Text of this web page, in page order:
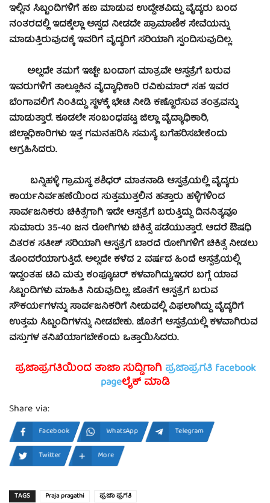
ಇಲ್ಲಿನ ಸಿಬ್ಬಂದಿಗಳಿಗೆ ಹಣ ಮಾಡುವ ಉದ್ದೇಶವಿದ್ದು ವೈದ್ಯರು ಬಂದ
ನಂತರದಲ್ಲಿ ಇದಕ್ಕೆಲ್ಲಾ ಅಸ್ಪದ ನೀಡದೇ ಪ್ರಾಮಾಣಿಕ ಸೇವೆಯನ್ನು
ಮಾಡುತ್ತಿರುವುದಕ್ಕೆ ಇವರಿಗೆ ವೈದ್ಯರಿಗೆ ಸರಿಯಾಗಿ ಸ್ಫಂದಿಸುವುದಿಲ್ಲ.
ಅಲ್ಲದೇ ತಮಗೆ ಇಚ್ಛೇ ಬಂದಾಗ ಮಾತ್ರವೇ ಆಸ್ಪತ್ರೆಗೆ ಬರುವ
ಇವರುಗಳಿಗೆ ತಾಲ್ಲೂಕಿನ ವೈದ್ಯಾಧಿಕಾರಿ ರವಿಕುಮಾರ್ ಸಹ ಇವರ
ಬೆಂಗಾವಲಿಗೆ ನಿಂತಿದ್ದು ಸ್ಥಳಕ್ಕೆ ಭೇಟಿ ನೀಡಿ ಕಣ್ಣೊರೆಸುವ ತಂತ್ರವನ್ನು
ಮಾಡುತ್ತಾರೆ. ಕೂಡಲೇ ಸಂಬಂಧಪಟ್ಟ ಜಿಲ್ಲಾ ವೈದ್ಯಾಧಿಕಾರಿ,
ಜಿಲ್ಲಾಧಿಕಾರಿಗಳು ಇತ್ತ ಗಮನಹರಿಸಿ ಸಮಸ್ಯೆ ಬಗೆಹರಿಸಬೇಕೆಂದು
ಆಗ್ರಹಿಸಿದರು.
ಬನ್ನಿಹಳ್ಳಿ ಗ್ರಾಮಸ್ಥ ಶಶಿಧರ್ ಮಾತನಾಡಿ ಆಸ್ಪತ್ರೆಯಲ್ಲಿ ವೈದ್ಯರು
ಕಾರ್ಯನಿರ್ವಹಣೆಯಿಂದ ಸುತ್ತಮುತ್ತಲಿನ ಹತ್ತಾರು ಹಳ್ಳಿಗಳಿಂದ
ಸಾರ್ವಜನಿಕರು ಚಿಕಿತ್ಸೆಗಾಗಿ ಇದೇ ಆಸ್ಪತ್ರೆಗೆ ಬರುತ್ತಿದ್ದು ದಿನನಿತ್ಯವೂ
ಸುಮಾರು 35-40 ಜನ ರೋಗಿಗಳು ಚಿಕಿತ್ಸೆ ಪಡೆಯುತ್ತಾರೆ. ಆದರೆ ಔಷಧಿ
ವಿತರಕ ಸತೀಶ್ ಸರಿಯಾಗಿ ಆಸ್ಪತ್ರೆಗೆ ಬಾರದೆ ರೋಗಿಗಳಿಗೆ ಚಿಕಿತ್ಸೆ ನೀಡಲು
ತೊಂದರೆಯಾಗುತ್ತಿದೆ. ಅಲ್ಲದೇ ಕಳೆದ 2 ವರ್ಷದ ಹಿಂದೆ ಆಸ್ಪತ್ರೆಯಲ್ಲಿ
ಇದ್ದಂತಹ ಟಿವಿ ಮತ್ತು ಕಂಪ್ಯೂಟರ್ ಕಳವಾಗಿದ್ದು,ಇದರ ಬಗ್ಗೆ ಯಾವ
ಸಿಬ್ಬಂದಿಗಳು ಮಾಹಿತಿ ನಿಡುವುದಿಲ್ಲ. ಜೊತೆಗೆ ಆಸ್ಪತ್ರೆಗೆ ಬರುವ
ಸೌಕರ್ಯಗಳನ್ನು ಸಾರ್ವಜನಿಕರಿಗೆ ನೀಡುವಲ್ಲಿ ವಿಫಲಾಗಿದ್ದು ವೈದ್ಯರಿಗೆ
ಉತ್ತಮ ಸಿಬ್ಬಂದಿಗಳನ್ನು ನೀಡಬೇಕು. ಜೊತೆಗೆ ಆಸ್ಪತ್ರೆಯಲ್ಲಿ ಕಳವಾಗಿರುವ
ವಸ್ತುಗಳ ತನಿಖೆಯಾಗಬೇಕೆಂದು ಒತ್ತಾಯಿಸಿದರು.
ಪ್ರಜಾಪ್ರಗತಿಯಿಂದ ತಾಜಾ ಸುದ್ದಿಗಾಗಿ ಪ್ರಜಾಪ್ರಗತಿ facebook
pageಲೈಕ್ ಮಾಡಿ
Share via:
Facebook WhatsApp
Telegram
Twitter
More
TAGS Praja pragathi ಪ್ರಜಾ ಪ್ರಗತಿ